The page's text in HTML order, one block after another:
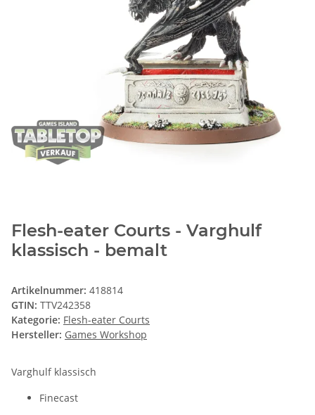
Flesh-eater Courts - Varghulf
klassisch - bemalt
Artikelnummer: 418814
GTIN: TTV242358
Kategorie: Flesh-eater Courts
Hersteller: Games Workshop
Varghulf klassisch
Finecast